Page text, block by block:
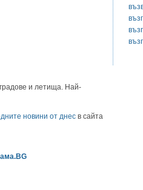
и летища. Най-
новини от днес в сайта